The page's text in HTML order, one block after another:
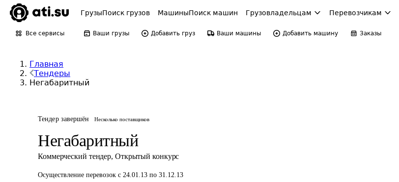
ГрузыПоиск грузов МашиныПоиск машин Грузовладельцам Перевозчикам
Все сервисы Ваши грузы Добавить груз Ваши машины Добавить машину Заказы
Главная
Тендеры
Негабаритный
Тендер завершён Несколько поставщиков
Негабаритный
Коммерческий тендер, Открытый конкурс
Осуществление перевозок с 24.01.13 по 31.12.13